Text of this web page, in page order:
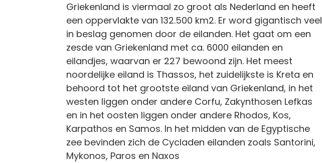
Griekenland is viermaal zo groot als Nederland en heeft
een oppervlakte van 132.500 km2. Er word gigantisch veel
in beslag genomen door de eilanden. Het gaat om een
zesde van Griekenland met ca. 6000 eilanden en
eilandjes, waarvan er 227 bewoond zijn. Het meest
noordelijke eiland is Thassos, het zuidelijkste is Kreta en
behoord tot het grootste eiland van Griekenland, in het
westen liggen onder andere Corfu, Zakynthosen Lefkas
en in het oosten liggen onder andere Rhodos, Kos,
Karpathos en Samos. In het midden van de Egyptische
zee bevinden zich de Cycladen eilanden zoals Santorini,
Mykonos, Paros en Naxos